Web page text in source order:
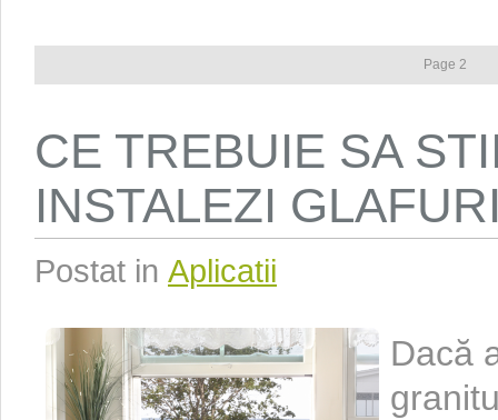
Page 2
CE TREBUIE SA
INSTALEZI
Postat in Aplicatii
Dacă